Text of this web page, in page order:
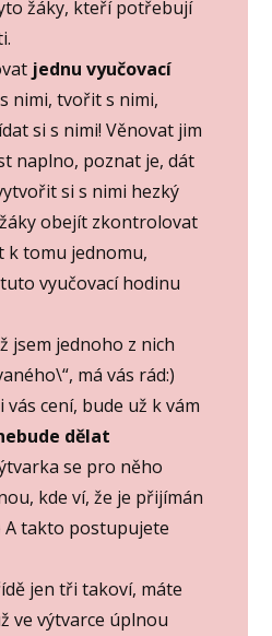
žáky, kteří potřebují
jednu vyučovací
nimi, tvořit s nimi,
si s nimi! Věnovat jim
naplno, poznat je, dát
si s nimi hezký
obejít zkontrolovat
k tomu jednomu,
vyučovací hodinu
jsem jednoho z nich
má vás rád:)
vás cení, bude už k vám
dělat
se pro něho
kde ví, že je přijímán
A takto postupujete
jen tři takoví, máte
ve výtvarce úplnou